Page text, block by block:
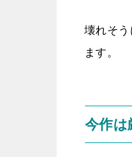
壊れそ
ます。
今作は